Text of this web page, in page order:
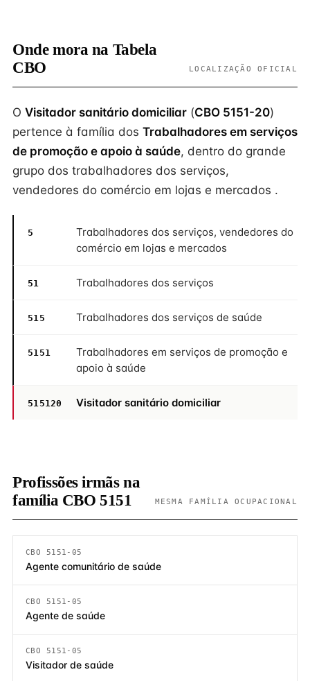
Onde mora na Tabela
CBO
LOCALIZAÇÃO OFICIAL
O Visitador sanitário domiciliar (CBO 5151-20)
pertence à família dos Trabalhadores em serviços
de promoção e apoio à saúde, dentro do grande
grupo dos trabalhadores dos serviços,
vendedores do comércio em lojas e mercados .
5
Trabalhadores dos serviços, vendedores do
comércio em lojas e mercados
51 Trabalhadores dos serviços
515 Trabalhadores dos serviços de saúde
5151
Trabalhadores em serviços de promoção e
apoio à saúde
515120 Visitador sanitário domiciliar
Profissões irmãs na
família CBO 5151
MESMA FAMÍLIA OCUPACIONAL
CBO 5151-05
Agente comunitário de saúde
CBO 5151-05
Agente de saúde
CBO 5151-05
Visitador de saúde